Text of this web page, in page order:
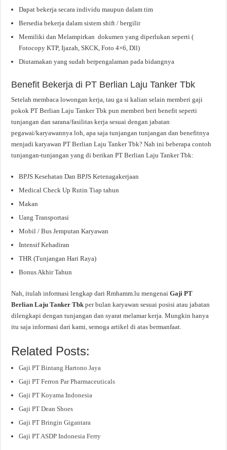
Dapat bekerja secara individu maupun dalam tim
Bersedia bekerja dalam sistem shift / bergilir
Memiliki dan Melampirkan dokumen yang diperlukan seperti (
Fotocopy KTP, Ijazah, SKCK, Foto 4×6, Dll)
Diutamakan yang sudah berpengalaman pada bidangnya
Benefit Bekerja di PT Berlian Laju Tanker Tbk
Setelah membaca lowongan kerja, tau ga si kalian selain memberi gaji
pokok PT Berlian Laju Tanker Tbk pun memberi beri benefit seperti
tunjangan dan sarana/fasilitas kerja sesuai dengan jabatan
pegawai/karyawannya loh, apa saja tunjangan tunjangan dan benefitnya
menjadi karyawan PT Berlian Laju Tanker Tbk? Nah ini beberapa contoh
tunjangan-tunjangan yang di berikan PT Berlian Laju Tanker Tbk:
BPJS Kesehatan Dan BPJS Ketenagakerjaan
Medical Check Up Rutin Tiap tahun
Makan
Uang Transportasi
Mobil / Bus Jemputan Karyawan
Intensif Kehadiran
THR (Tunjangan Hari Raya)
Bonus Akhir Tahun
Nah, itulah informasi lengkap dari Rmhamm.lu mengenaiGaji PT
Berlian Laju Tanker Tbkper bulan karyawan sesuai posisi atau jabatan
dilengkapi dengan tunjangan dan syarat melamar kerja. Mungkin hanya
itu saja informasi dari kami, semoga artikel di atas bermanfaat.
Related Posts:
Gaji PT Bintang Hartono Jaya
Gaji PT Ferron Par Pharmaceuticals
Gaji PT Koyama Indonesia
Gaji PT Dean Shoes
Gaji PT Bringin Gigantara
Gaji PT ASDP Indonesia Ferry